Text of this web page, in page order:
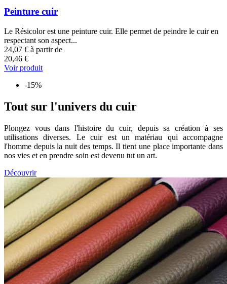
Peinture cuir
Le Résicolor est une peinture cuir. Elle permet de peindre le cuir en
respectant son aspect...
24,07 € à partir de
20,46 €
Voir produit
-15%
Tout sur l'univers du cuir
Plongez vous dans l'histoire du cuir, depuis sa création à ses
utilisations diverses. Le cuir est un matériau qui accompagne
l'homme depuis la nuit des temps. Il tient une place importante dans
nos vies et en prendre soin est devenu tut un art.
Découvrir